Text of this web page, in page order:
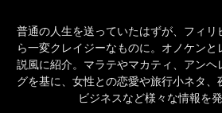
普通の人生を送っていたはずが、フィ
ら一変クレイジーなものに。オノケン
説風に紹介。マラテやマカティ、アンヘ
グを基に、女性との恋愛や旅行小ネタ
ビジネスなど様々な情報を発